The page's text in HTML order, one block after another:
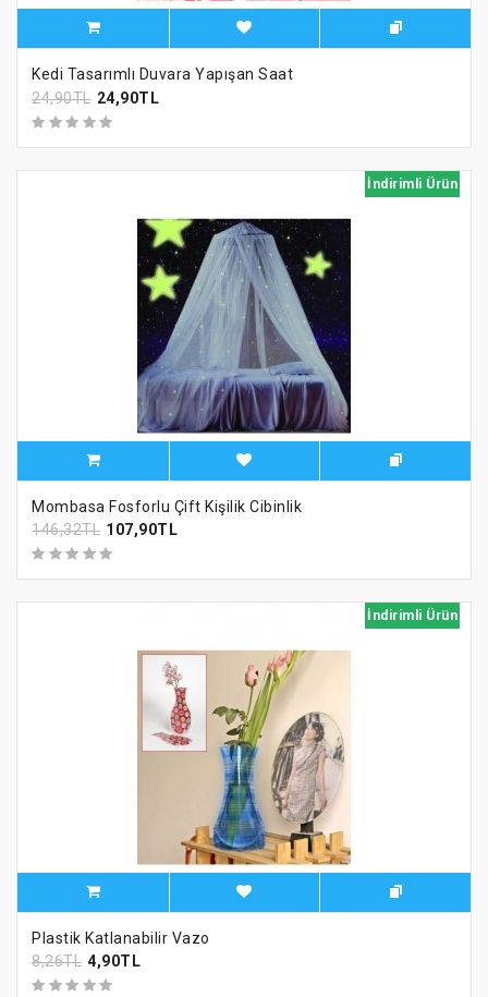
Kedi Tasarımlı Duvara Yapışan Saat
24,90TL 24,90TL
İndirimli Ürün
Mombasa Fosforlu Çift Kişilik Cibinlik
146,32TL 107,90TL
İndirimli Ürün
Plastik Katlanabilir Vazo
8,26TL 4,90TL